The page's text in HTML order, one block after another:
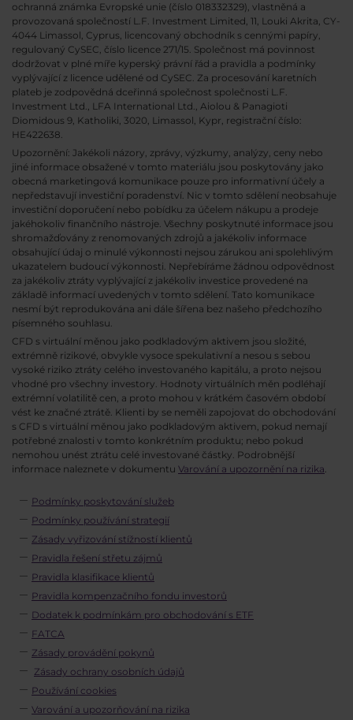
ochranná známka Evropské unie (číslo 018332329), vlastněná a
provozovaná společností L.F. Investment Limited, 11, Louki Akrita, CY-
4044 Limassol, Cyprus, licencovaný obchodník s cennými papíry,
regulovaný CySEC, číslo licence 271/15. Společnost má povinnost
dodržovat v plné míře kyperský právní řád a pravidla a podmínky
vyplývající z licence udělené od CySEC. Za procesování karetních
plateb je zodpovědná dceřinná společnost společnosti L.F.
Investment Ltd., LFA International Ltd., Aiolou & Panagioti
Diomidous 9, Katholiki, 3020, Limassol, Kypr, registrační číslo:
HE422638.
Upozornění: Jakékoli názory, zprávy, výzkumy, analýzy, ceny nebo
jiné informace obsažené v tomto materiálu jsou poskytovány jako
obecná marketingová komunikace pouze pro informativní účely a
nepředstavují investiční poradenství. Nic v tomto sdělení neobsahuje
investiční doporučení nebo pobídku za účelem nákupu a prodeje
jakéhokoliv finančního nástroje. Všechny poskytnuté informace jsou
shromažďovány z renomovaných zdrojů a jakékoliv informace
obsahující údaj o minulé výkonnosti nejsou zárukou ani spolehlivým
ukazatelem budoucí výkonnosti. Nepřebíráme žádnou odpovědnost
za jakékoliv ztráty vyplývající z jakékoliv investice provedené na
základě informací uvedených v tomto sdělení. Tato komunikace
nesmí být reprodukována ani dále šířena bez našeho předchozího
písemného souhlasu.
CFD s virtuální měnou jako podkladovým aktivem jsou složité,
extrémně rizikové, obvykle vysoce spekulativní a nesou s sebou
vysoké riziko ztráty celého investovaného kapitálu, a proto nejsou
vhodné pro všechny investory. Hodnoty virtuálních měn podléhají
extrémní volatilitě cen, a proto mohou v krátkém časovém období
vést ke značné ztrátě. Klienti by se neměli zapojovat do obchodování
s CFD s virtuální měnou jako podkladovým aktivem, pokud nemají
potřebné znalosti v tomto konkrétním produktu; nebo pokud
nemohou unést ztrátu celé investované částky. Podrobnější
informace naleznete v dokumentu Varování a upozornění na rizika.
Podmínky poskytování služeb
Podmínky používání strategií
Zásady vyřizování stížností klientů
Pravidla řešení střetu zájmů
Pravidla klasifikace klientů
Pravidla kompenzačního fondu investorů
Dodatek k podmínkám pro obchodování s ETF
FATCA
Zásady provádění pokynů
Zásady ochrany osobních údajů
Používání cookies
Varování a upozorňování na rizika